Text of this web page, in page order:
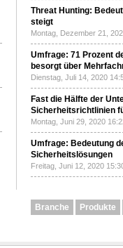
Threat Hunting:
steigt
Montag, Dezember 21,
Umfrage: 71 Prozent
besorgt über
Dienstag, Juli 14, 2020
Fast die Hälfte der
Sicherheitsrichtlinien
Montag, Juni 29, 2020
Umfrage: Bedeutung
Sicherheitslösungen
Freitag, Juni 12, 2020
Branche Produkte